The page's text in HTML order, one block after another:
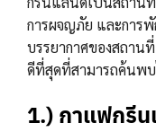
การผจญภัย และการ
บรรยากาศของสถาน
ดีที่สุดที่สามารถค้นพ
1.) กาแฟกรี